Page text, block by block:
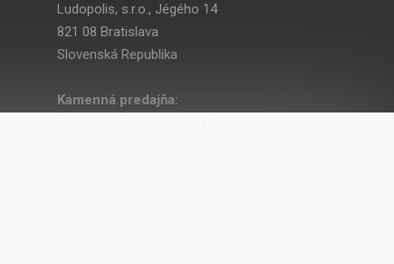
Ludopolis, s.r.o., Jégého 14
821 08 Bratislava
Slovenská Republika
Kamenná predajňa: